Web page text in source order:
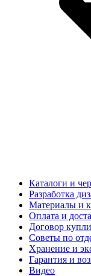
Каталоги и
Разработка
Материалы и
Оплата и
Договор
Советы по
Хранение и
Гарантия и
Видео